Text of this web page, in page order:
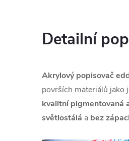
Detailní
Akrylový popisovač
površích materiálů jako
kvalitní pigmentovaná
světlostálá a bez